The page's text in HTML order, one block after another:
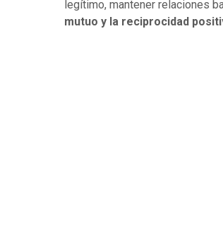
legítimo, mantener relaciones
mutuo y la reciprocidad